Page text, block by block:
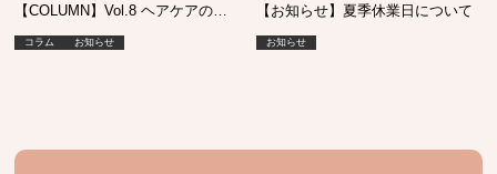
【COLUMN】Vol.8 ヘアケアの…
コラム お知らせ
【お知らせ】夏季休業日について
お知らせ